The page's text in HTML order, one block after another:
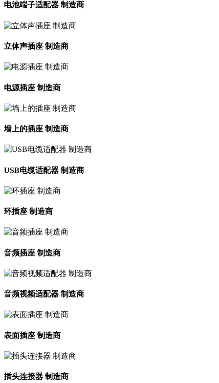
电池端子适配器 制造商
立体声插座 制造商
电源插座 制造商
墙上的插座 制造商
USB电缆适配器 制造商
环插座 制造商
音频插座 制造商
音频视频适配器 制造商
表面插座 制造商
插头连接器 制造商